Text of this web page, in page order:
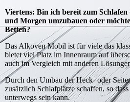
Viertens: Bin ich bereit zum
und Morgen umzubauen oder
Betten?
Das Alkoven Mobil ist für viele das
bietet viel Platz im Innenraum auf
auch im Vergleich mit anderen
Durch den Umbau der Heck- oder
zusätzlich Schlafplätze schaffen, so
unterwegs sein kann.